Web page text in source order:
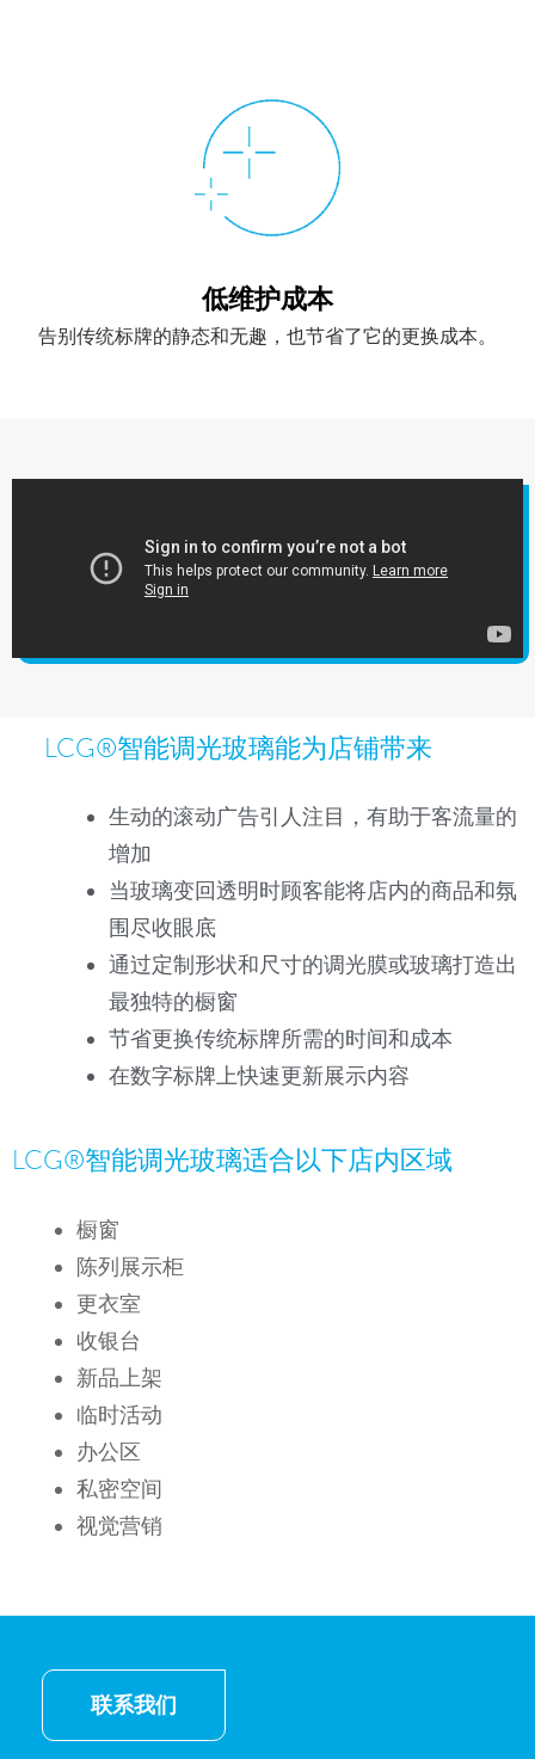
低维护成本
告别传统标牌的静态和无趣，也节省了它的更换成本。
LCG®智能调光玻璃能为店铺带来
生动的滚动广告引人注目，有助于客流量的
增加
当玻璃变回透明时顾客能将店内的商品和氛
围尽收眼底
通过定制形状和尺寸的调光膜或玻璃打造出
最独特的橱窗
节省更换传统标牌所需的时间和成本
在数字标牌上快速更新展示内容
LCG®智能调光玻璃适合以下店内区域
橱窗
陈列展示柜
更衣室
收银台
新品上架
临时活动
办公区
私密空间
视觉营销
联系我们